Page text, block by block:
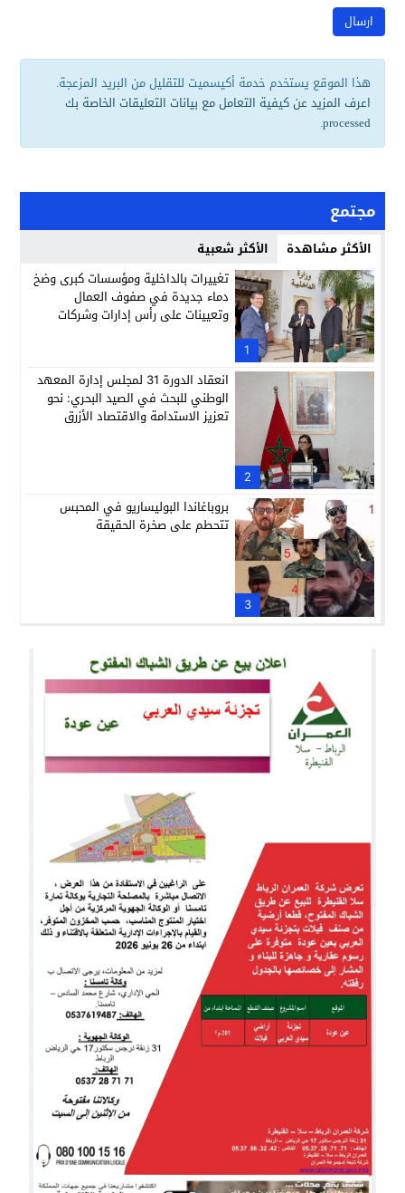
هذا الموقع يستخدم خدمة أكيسميت للتقليل من البريد المزعجة.
اعرف المزيد عن كيفية التعامل مع بيانات التعليقات الخاصة بك
processed
.
مجتمع
الأكثر مشاهدة الأكثر شعبية
1
تغييرات بالداخلية ومؤسسات كبرى وضخ
دماء جديدة في صفوف العمال
وتعيينات على رأس إدارات وشركات
2
انعقاد الدورة 31 لمجلس إدارة المعهد
الوطني للبحث في الصيد البحري: نحو
تعزيز الاستدامة والاقتصاد الأزرق
3
بروباغاندا البوليساريو في المحبس
تتحطم على صخرة الحقيقة